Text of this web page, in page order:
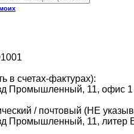
в счетах-фактурах):
Промышленный, 11, офис 1
/ почтовый (НЕ
Промышленный, 11, литер